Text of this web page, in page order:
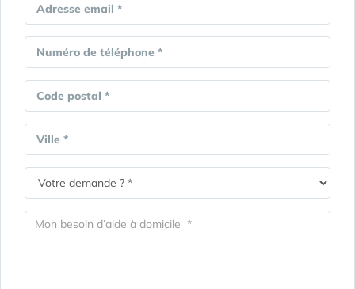
Adresse email *
Numéro de téléphone *
Code postal *
Ville *